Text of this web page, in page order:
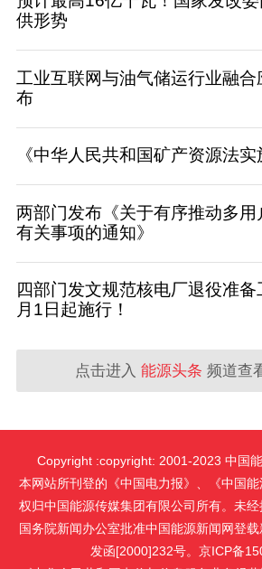
供形势
工业互联网与油气储运行业融
布
《中华人民共和国矿产资源法
两部门发布《关于有序推动多用
有关事项的通知》
四部门发文规范核电厂退役准
月1日起施行！
点击进入 能源头条 频道查
Copyright :copyright: 2001-2023 中国
本网站所刊登的《中国电力报》、《中国
权归中国能源传媒集团有限公司所有。未经
国务院新闻办公室批准中国能源新闻网登
发函[2000]232号。京ICP备